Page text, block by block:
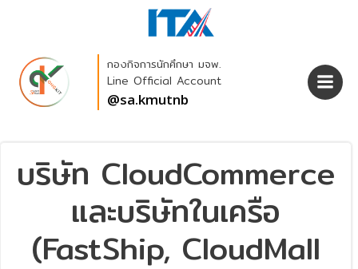
Skip
to
กองกิจการนักศึกษา มจพ.
Line Official Account
@sa.kmutnb
บริษัท CloudCommerce
และบริษัทในเครือ
(FastShip, CloudMall